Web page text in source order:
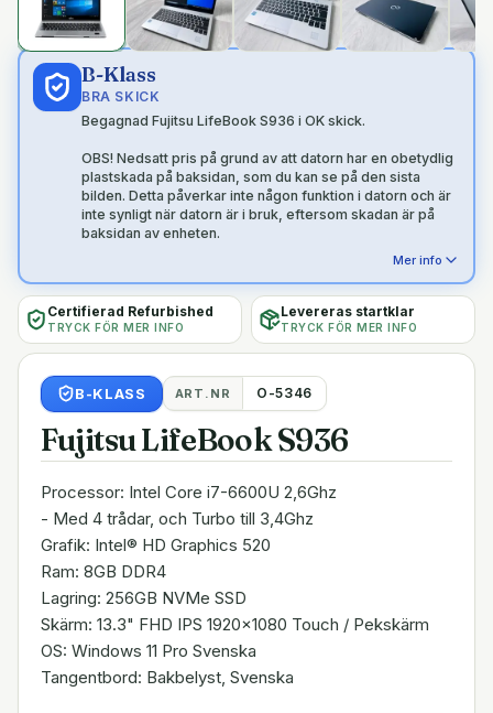
B-Klass
BRA SKICK
Begagnad Fujitsu LifeBook S936 i OK skick.
OBS! Nedsatt pris på grund av att datorn har en obetydlig
plastskada på baksidan, som du kan se på den sista
bilden. Detta påverkar inte någon funktion i datorn och är
inte synligt när datorn är i bruk, eftersom skadan är på
baksidan av enheten.
Mer info
Certifierad Refurbished
TRYCK FÖR MER INFO
Levereras startklar
TRYCK FÖR MER INFO
B-KLASS ART.NR O-5346
Fujitsu LifeBook S936
Processor: Intel Core i7-6600U 2,6Ghz
- Med 4 trådar, och Turbo till 3,4Ghz
Grafik: Intel® HD Graphics 520
Ram: 8GB DDR4
Lagring: 256GB NVMe SSD
Skärm: 13.3" FHD IPS 1920x1080 Touch / Pekskärm
OS: Windows 11 Pro Svenska
Tangentbord: Bakbelyst, Svenska